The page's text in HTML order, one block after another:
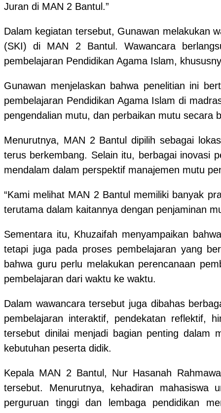
Juran di MAN 2 Bantul.”
Dalam kegiatan tersebut, Gunawan melakukan
(SKI) di MAN 2 Bantul. Wawancara
pembelajaran Pendidikan Agama Islam,
Gunawan menjelaskan bahwa penelitian ini
pembelajaran Pendidikan Agama Islam di
pengendalian mutu, dan perbaikan mutu secara
Menurutnya, MAN 2 Bantul dipilih sebagai
terus berkembang. Selain itu, berbagai inovasi
mendalam dalam perspektif manajemen mutu
“Kami melihat MAN 2 Bantul memiliki banyak
terutama dalam kaitannya dengan penjaminan
Sementara itu, Khuzaifah menyampaikan
tetapi juga pada proses pembelajaran yang
bahwa guru perlu melakukan perencanaan
pembelajaran dari waktu ke waktu.
Dalam wawancara tersebut juga dibahas
pembelajaran interaktif, pendekatan reflektif,
tersebut dinilai menjadi bagian penting dalam
kebutuhan peserta didik.
Kepala MAN 2 Bantul, Nur Hasanah
tersebut. Menurutnya, kehadiran mahasiswa
perguruan tinggi dan lembaga pendidikan